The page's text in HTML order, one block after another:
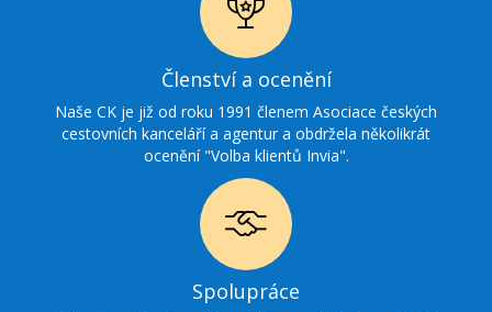
Ikonka
ocenění
Členství a ocenění
Naše CK je již od roku 1991 členem Asociace českých
cestovních kanceláří a agentur a obdržela několikrát
ocenění "Volba klientů Invia".
Ikonka
Spolupráce